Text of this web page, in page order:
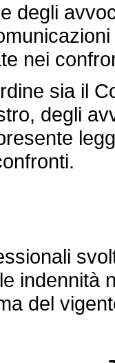
nei
sia il
degli
indennità
del